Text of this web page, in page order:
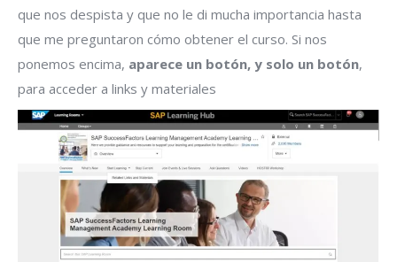
que nos despista y que no le di mucha importancia hasta
que me preguntaron cómo obtener el curso. Si nos
ponemos encima, aparece un botón, y solo un botón,
para acceder a links y materiales